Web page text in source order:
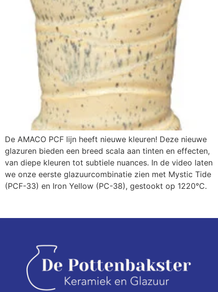
De AMACO PCF lijn heeft nieuwe kleuren! Deze nieuwe
glazuren bieden een breed scala aan tinten en effecten,
van diepe kleuren tot subtiele nuances. In de video laten
we onze eerste glazuurcombinatie zien met Mystic Tide
(PCF-33) en Iron Yellow (PC-38), gestookt op 1220°C.